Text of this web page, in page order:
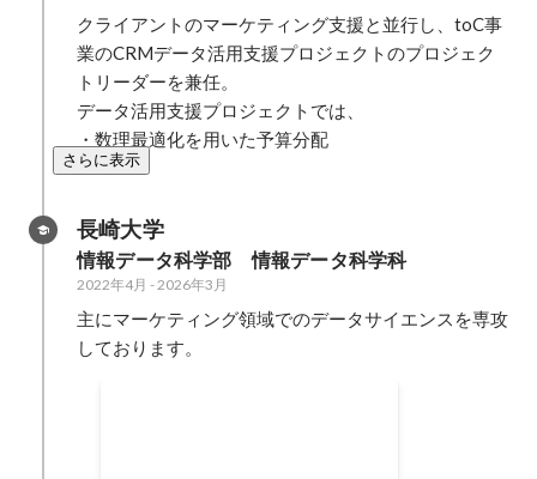
クライアントのマーケティング支援と並行し、toC事
業のCRMデータ活用支援プロジェクトのプロジェク
トリーダーを兼任。
データ活用支援プロジェクトでは、
・数理最適化を用いた予算分配
さらに表示
長崎大学
情報データ科学部　情報データ科学科
2022年4月 -2026年3月
主にマーケティング領域でのデータサイエンスを専攻
しております。